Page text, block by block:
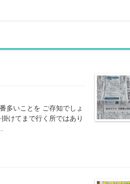
多いことを ご存知でしょ
けてまで行く所ではあり